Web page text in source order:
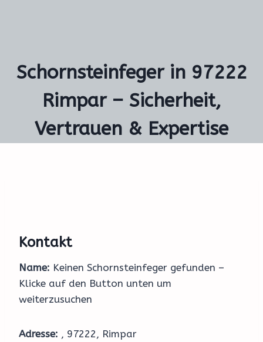
Schornsteinfeger in 97222
Rimpar – Sicherheit,
Vertrauen & Expertise
Kontakt
Name: Keinen Schornsteinfeger gefunden –
Klicke auf den Button unten um
weiterzusuchen
Adresse: , 97222, Rimpar